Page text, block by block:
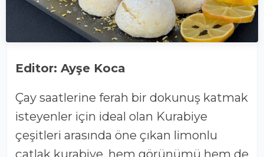
Editor: Ayşe Koca
Çay saatlerine ferah bir dokunuş katmak
isteyenler için ideal olan Kurabiye
çeşitleri arasında öne çıkan limonlu